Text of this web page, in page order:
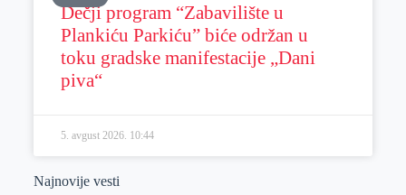
Dečji program “Zabavilište u
Plankiću Parkiću” biće održan u
toku gradske manifestacije „Dani
piva“
5. avgust 2026. 10:44
Najnovije vesti